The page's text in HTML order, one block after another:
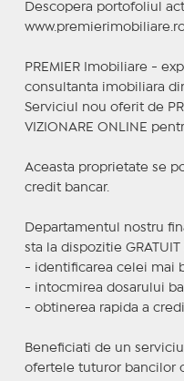
Descopera portofoliul
PREMIER Imobiliare -
consultanta imobiliara din
Serviciul nou oferit de
VIZIONARE ONLINE
Aceasta proprietate se
credit bancar.
Departamentul nostru
sta la dispozitie
- identificarea celei mai
- intocmirea dosarului
- obtinerea rapida a
Beneficiati de un
ofertele tuturor bancilor